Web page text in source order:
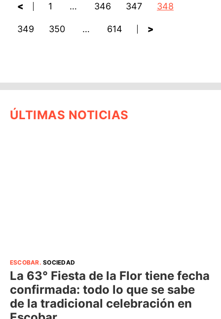
< 1 … 346 347 348
349 350 … 614 >
ÚLTIMAS NOTICIAS
ESCOBAR.SOCIEDAD
La 63° Fiesta de la Flor tiene fecha
confirmada: todo lo que se sabe
de la tradicional celebración en